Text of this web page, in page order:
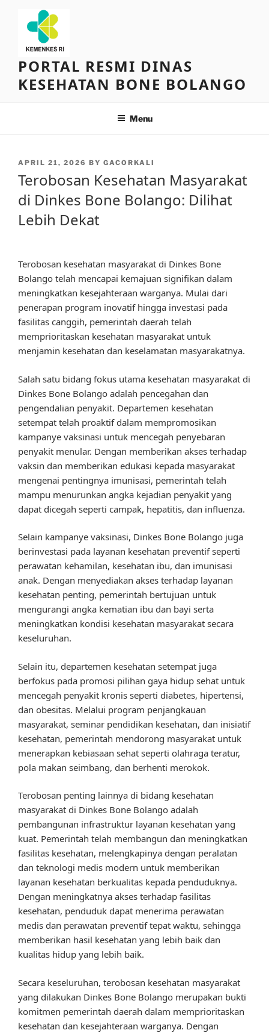
content
PORTAL RESMI DINAS
KESEHATAN BONE BOLANGO
Menu
POSTED
APRIL 21, 2026 BY GACORKALI
Terobosan Kesehatan Masyarakat
di Dinkes Bone Bolango: Dilihat
Lebih Dekat
Terobosan kesehatan masyarakat di Dinkes Bone
Bolango telah mencapai kemajuan signifikan dalam
meningkatkan kesejahteraan warganya. Mulai dari
penerapan program inovatif hingga investasi pada
fasilitas canggih, pemerintah daerah telah
memprioritaskan kesehatan masyarakat untuk
menjamin kesehatan dan keselamatan masyarakatnya.
Salah satu bidang fokus utama kesehatan masyarakat di
Dinkes Bone Bolango adalah pencegahan dan
pengendalian penyakit. Departemen kesehatan
setempat telah proaktif dalam mempromosikan
kampanye vaksinasi untuk mencegah penyebaran
penyakit menular. Dengan memberikan akses terhadap
vaksin dan memberikan edukasi kepada masyarakat
mengenai pentingnya imunisasi, pemerintah telah
mampu menurunkan angka kejadian penyakit yang
dapat dicegah seperti campak, hepatitis, dan influenza.
Selain kampanye vaksinasi, Dinkes Bone Bolango juga
berinvestasi pada layanan kesehatan preventif seperti
perawatan kehamilan, kesehatan ibu, dan imunisasi
anak. Dengan menyediakan akses terhadap layanan
kesehatan penting, pemerintah bertujuan untuk
mengurangi angka kematian ibu dan bayi serta
meningkatkan kondisi kesehatan masyarakat secara
keseluruhan.
Selain itu, departemen kesehatan setempat juga
berfokus pada promosi pilihan gaya hidup sehat untuk
mencegah penyakit kronis seperti diabetes, hipertensi,
dan obesitas. Melalui program penjangkauan
masyarakat, seminar pendidikan kesehatan, dan inisiatif
kesehatan, pemerintah mendorong masyarakat untuk
menerapkan kebiasaan sehat seperti olahraga teratur,
pola makan seimbang, dan berhenti merokok.
Terobosan penting lainnya di bidang kesehatan
masyarakat di Dinkes Bone Bolango adalah
pembangunan infrastruktur layanan kesehatan yang
kuat. Pemerintah telah membangun dan meningkatkan
fasilitas kesehatan, melengkapinya dengan peralatan
dan teknologi medis modern untuk memberikan
layanan kesehatan berkualitas kepada penduduknya.
Dengan meningkatnya akses terhadap fasilitas
kesehatan, penduduk dapat menerima perawatan
medis dan perawatan preventif tepat waktu, sehingga
memberikan hasil kesehatan yang lebih baik dan
kualitas hidup yang lebih baik.
Secara keseluruhan, terobosan kesehatan masyarakat
yang dilakukan Dinkes Bone Bolango merupakan bukti
komitmen pemerintah daerah dalam memprioritaskan
kesehatan dan kesejahteraan warganya. Dengan